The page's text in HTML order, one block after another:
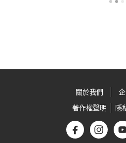
關於我們
著作權聲明
隱